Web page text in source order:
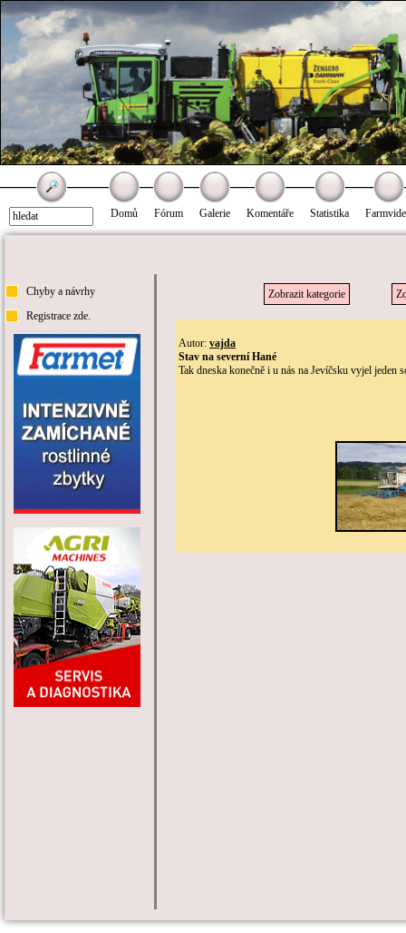
Domů Fórum Galerie Komentáře Statistika
Chyby a návrhy
Registrace zde.
Zobrazit kategorie
Autor: vajda
Stav na severní Hané
Tak dneska konečně i u nás na Jevíčsku vyjel